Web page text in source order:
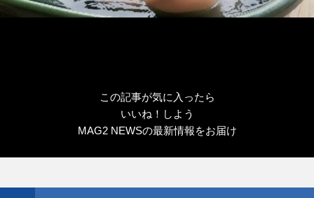
この記事が気に入ったら
いいね！しよう
MAG2 NEWSの最新情報をお届け